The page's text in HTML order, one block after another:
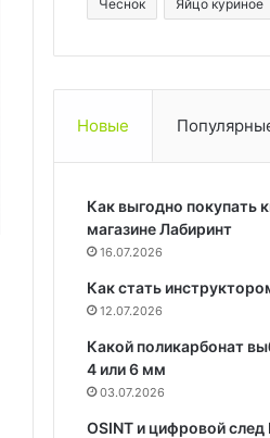
Чеснок Яйцо куриное
Новые
Как выгодно покупать
магазине Лабиринт
16.07.2026
Как стать
12.07.2026
Какой поликарбонат
4 или 6 мм
03.07.2026
OSINT и цифровой